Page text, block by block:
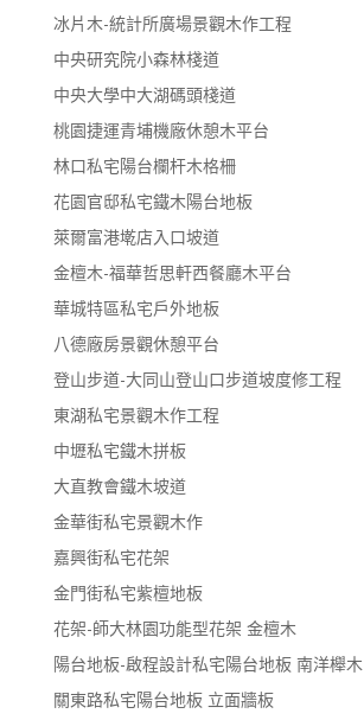
冰片木-統計所廣場景觀木作工程
中央研究院小森林棧道
中央大學中大湖碼頭棧道
桃園捷運青埔機廠休憩木平台
林口私宅陽台欄杆木格柵
花園官邸私宅鐵木陽台地板
萊爾富港墘店入口坡道
金檀木-福華哲思軒西餐廳木平台
華城特區私宅戶外地板
八德廠房景觀休憩平台
登山步道-大同山登山口步道坡度修工程
東湖私宅景觀木作工程
中壢私宅鐵木拼板
大直教會鐵木坡道
金華街私宅景觀木作
嘉興街私宅花架
金門街私宅紫檀地板
花架-師大林園功能型花架 金檀木
陽台地板-啟程設計私宅陽台地板 南洋櫸木
關東路私宅陽台地板 立面牆板